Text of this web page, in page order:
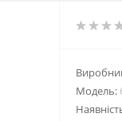
Модель: